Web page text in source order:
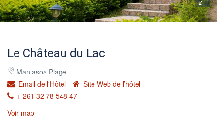
Le Château du Lac
Mantasoa Plage
Email de l'Hôtel
Site Web de l’hôtel
+ 261 32 78 548 47
Voir map